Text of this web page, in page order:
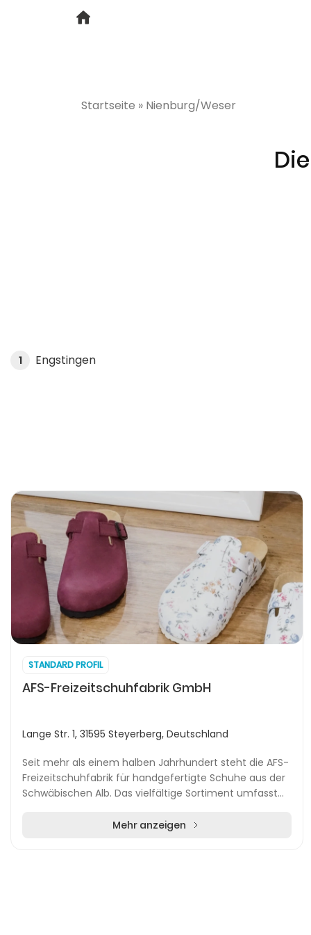
Startseite » Nienburg/Weser
1 Engstingen
STANDARD PROFIL
AFS-Freizeitschuhfabrik GmbH
Lange Str. 1, 31595 Steyerberg, Deutschland
Seit mehr als einem halben Jahrhundert steht die AFS-
Freizeitschuhfabrik für handgefertigte Schuhe aus der
Schwäbischen Alb. Das vielfältige Sortiment umfasst
Mehr anzeigen